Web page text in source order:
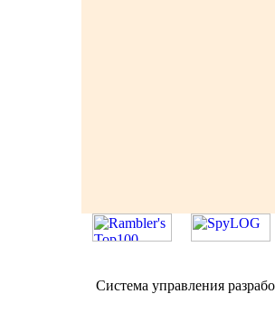
Система управления